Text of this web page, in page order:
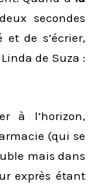
secondes
de s’écrier,
de Suza :
à l’horizon,
(qui se
mais dans
exprès étant